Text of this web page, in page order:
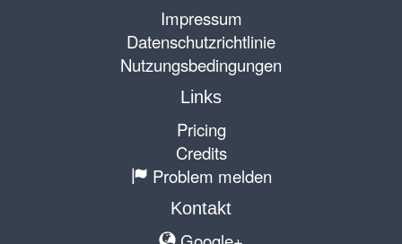
Impressum
Datenschutzrichtlinie
Nutzungsbedingungen
Links
Pricing
Credits
Problem melden
Kontakt